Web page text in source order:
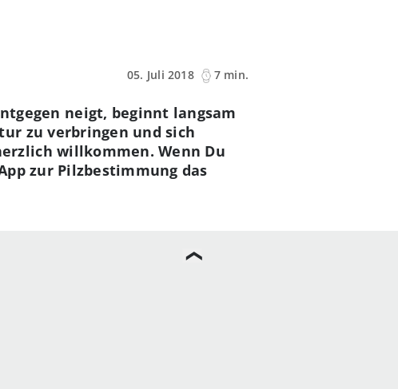
05. Juli 2018
7 min.
neigt, beginnt langsam
zu verbringen und sich
willkommen. Wenn Du
zur Pilzbestimmung das